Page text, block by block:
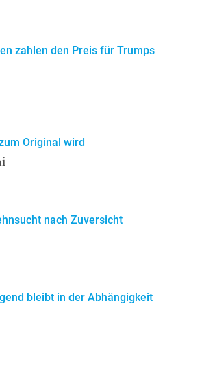
zahlen den Preis für Trumps
Original wird
nach Zuversicht
bleibt in der Abhängigkeit